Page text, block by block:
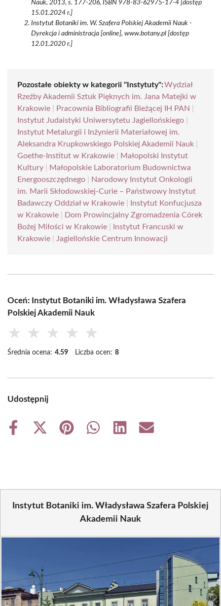
Nauk, 2013, s. 177-206, ISBN 978-83-62975-17-4 [dostęp
15.01.2024 r.]
Instytut Botaniki im. W. Szafera Polskiej Akademii Nauk -
Dyrekcja i administracja [online], www.botany.pl [dostęp
12.01.2020 r.]
Pozostałe obiekty w kategorii "Instytuty":Wydział
Rzeźby Akademii Sztuk Pięknych im. Jana Matejki w
Krakowie
Pracownia Bibliografii Bieżącej IH PAN
Instytut Judaistyki Uniwersytetu Jagiellońskiego
Instytut Metalurgii i Inżynierii Materiałowej im.
Aleksandra Krupkowskiego Polskiej Akademii Nauk
Goethe-Institut w Krakowie
Małopolski Instytut
Kultury
Małopolskie Laboratorium Budownictwa
Energooszczędnego
Narodowy Instytut Onkologii
im. Marii Skłodowskiej-Curie – Państwowy Instytut
Badawczy Oddział w Krakowie
Instytut Konfucjusza
w Krakowie
Dom Prowincjalny Zgromadzenia Córek
Bożej Miłości w Krakowie
Instytut Francuski w
Krakowie
Jagiellońskie Centrum Innowacji
Oceń: Instytut Botaniki im. Władysława Szafera
Polskiej Akademii Nauk
★ ★ ★ ★ ★
Średnia ocena: 4.59 Liczba ocen: 8
Udostępnij
Share
Share
Share
Share
Share
Share
Instytut Botaniki im. Władysława Szafera Polskiej
Akademii Nauk